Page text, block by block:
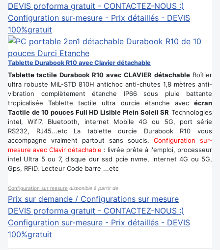
DEVIS proforma gratuit - CONTACTEZ-NOUS :)
Configuration sur-mesure - Prix détaillés - DEVIS
100%gratuit
Tablette Durabook R10 avec Clavier détachable
Tablette tactile Durabook R10 avec CLAVIER détachableBoîtier
ultra robuste MiL-STD 810H antichoc anti-chutes 1,8 mètres anti-
vibration complètement étanche IP66 sous pluie battante
tropicalisée Tablette tactile ultra durcie étanche avec écran
Tactile de 10 pouces Full HD Lisible Plein Soleil SR Technologies
intel, Wifi7, Bluetooth, internet Mobile 4G ou 5G, port série
RS232, RJ45...etc La tablette durcie Durabook R10 vous
accompagne vraiment partout sans soucis. Configuration sur-
mesure avec Clavir détachable : livrée prête à l'emploi, processeur
intel Ultra 5 ou 7, disque dur ssd pcie nvme, internet 4G ou 5G,
Gps, RFiD, Lecteur Code barre ...etc
Configuration sur mesure disponible à partir de
Prix sur demande / Configurations sur mesure
DEVIS proforma gratuit - CONTACTEZ-NOUS :)
Configuration sur-mesure - Prix détaillés - DEVIS
100%gratuit